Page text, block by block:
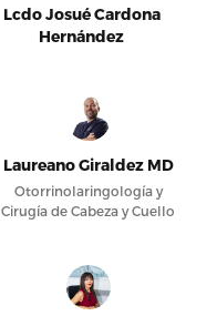
Lcdo Josué Cardona
Hernández
Laureano Giraldez MD
Otorrinolaringología y
Cirugía de Cabeza y Cuello